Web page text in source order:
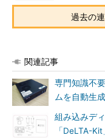
過去の
関連記事
専門知識不
ムを自動生
組み込みデ
「DeLTA-